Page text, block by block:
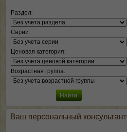
Раздел:
Серии:
Ценовая категория:
Возрастная группа:
Ваш персональный консультант